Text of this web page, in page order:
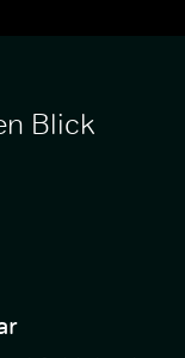
Blick